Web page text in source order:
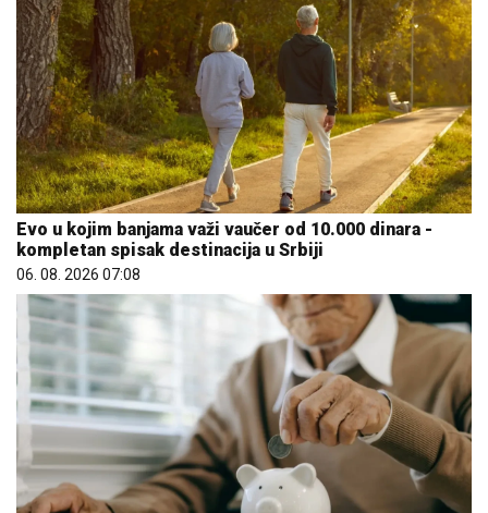
Evo u kojim banjama važi vaučer od 10.000 dinara -
kompletan spisak destinacija u Srbiji
06. 08. 2026 07:08